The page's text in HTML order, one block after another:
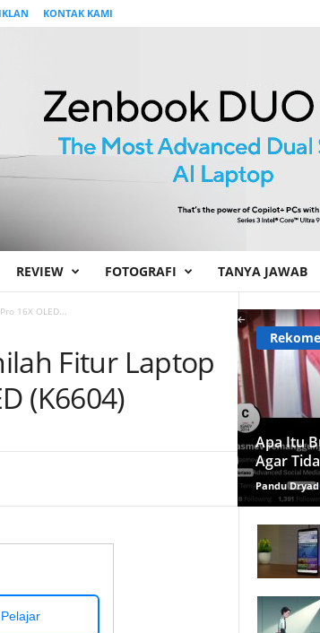
KONTAK KAMI
REVIEW FOTOGRAFI TANYA JAWAB
16X OLED...
Fitur Laptop
(K6604)
Apa Itu
Agar
Pandu Dryad